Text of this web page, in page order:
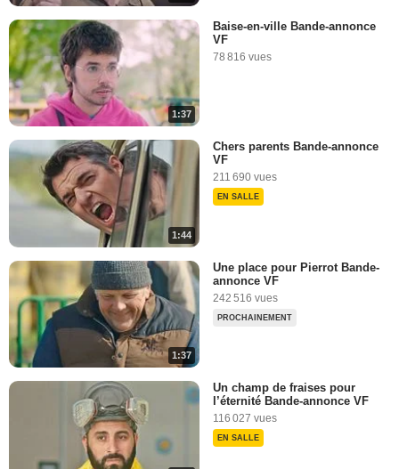
1:37
Baise-en-ville Bande-annonce
VF
78 816 vues
1:44
Chers parents Bande-annonce
VF
211 690 vues
EN SALLE
1:37
Une place pour Pierrot Bande-
annonce VF
242 516 vues
PROCHAINEMENT
Un champ de fraises pour
l’éternité Bande-annonce VF
116 027 vues
EN SALLE